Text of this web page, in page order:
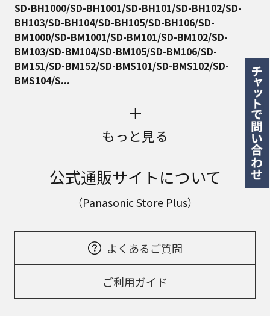
SD-BH1000/SD-BH1001/SD-BH101/SD-BH102/SD-
BH103/SD-BH104/SD-BH105/SD-BH106/SD-
BM1000/SD-BM1001/SD-BM101/SD-BM102/SD-
BM103/SD-BM104/SD-BM105/SD-BM106/SD-
BM151/SD-BM152/SD-BMS101/SD-BMS102/SD-
BMS104/S...
もっと見る
公式通販サイトについて
（Panasonic Store Plus）
よくあるご質問
ご利用ガイド